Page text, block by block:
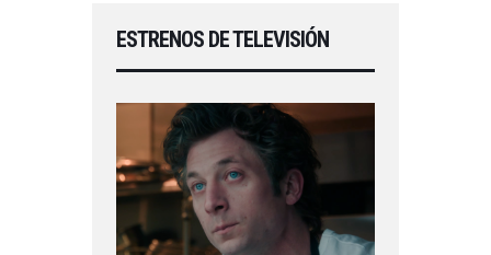
ESTRENOS DE TELEVISIÓN